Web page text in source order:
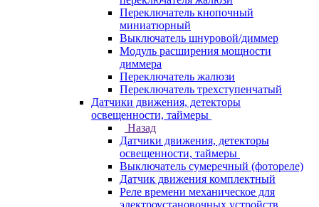
Переключатель кнопочный
миниатюрный
Выключатель шнуровой/диммер
Модуль расширения мощности
диммера
Переключатель жалюзи
Переключатель трехступенчатый
Датчики движения, детекторы
освещенности, таймеры
Назад
Датчики движения, детекторы
освещенности, таймеры
Выключатель сумеречный (фотореле)
Датчик движения комплектный
Реле времени механическое для
электроустановочных устройств